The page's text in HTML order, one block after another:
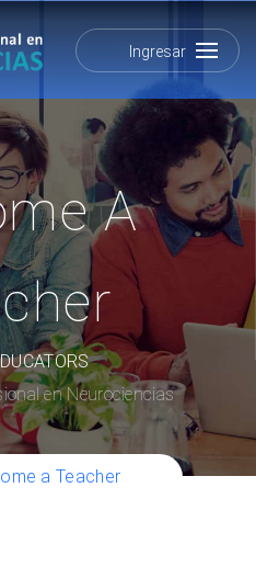
Ingresar
A
en Neurociencias
a Teacher